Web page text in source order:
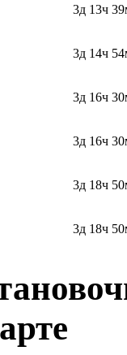
3д 13ч
3д 14ч
3д 16ч
3д 16ч
3д 18ч
3д 18ч